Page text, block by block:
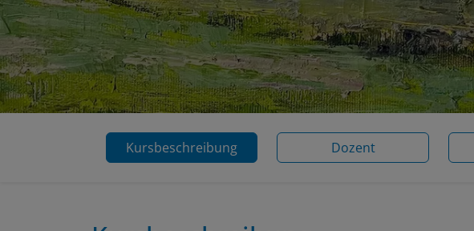
Kursbeschreibung Dozent